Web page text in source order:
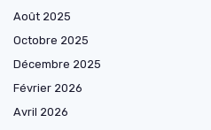
Août 2025
Octobre 2025
Décembre 2025
Février 2026
Avril 2026